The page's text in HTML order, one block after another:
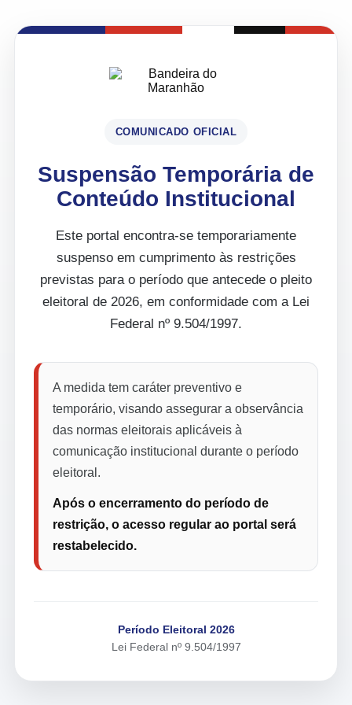
COMUNICADO OFICIAL
Suspensão Temporária de
Conteúdo Institucional
Este portal encontra-se temporariamente
suspenso em cumprimento às restrições
previstas para o período que antecede o pleito
eleitoral de 2026, em conformidade com a Lei
Federal nº 9.504/1997.
A medida tem caráter preventivo e
temporário, visando assegurar a observância
das normas eleitorais aplicáveis à
comunicação institucional durante o período
eleitoral.
Após o encerramento do período de
restrição, o acesso regular ao portal será
restabelecido.
Período Eleitoral 2026
Lei Federal nº 9.504/1997